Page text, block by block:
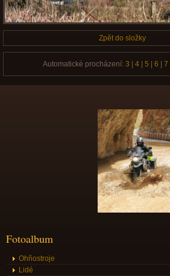
Zpět do složky
Automatické procházení: 3 4| 5 6 7
Fotoalbum
Ohňostroje
Lidé